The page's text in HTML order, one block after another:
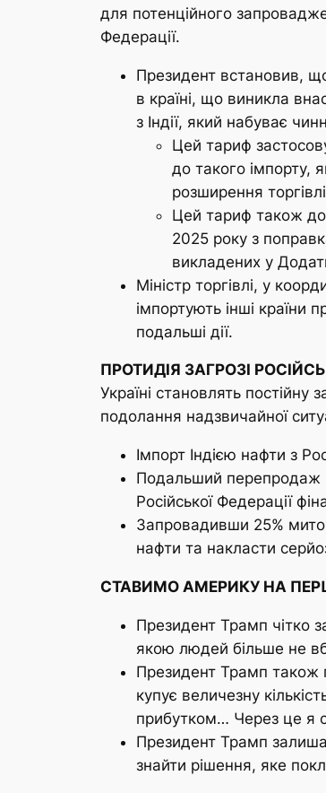
для потенційного
Федерації.
Президент встановив, що
в країні, що виникла
з Індії, який набуває
Цей тариф
до такого імпорту,
розширення
Цей тариф також
2025 року з
викладених у
Міністр торгівлі, у
імпортують інші країни
подальші дії.
ПРОТИДІЯ ЗАГРОЗІ
Україні становлять
подолання надзвичайної
Імпорт Індією нафти з
Подальший перепродаж
Російської Федерації
Запровадивши 25% мито,
нафти та накласти
СТАВИМО АМЕРИКУ НА
Президент Трамп чітко
якою людей більше не
Президент Трамп також
купує величезну
прибутком… Через це я
Президент Трамп
знайти рішення, яке